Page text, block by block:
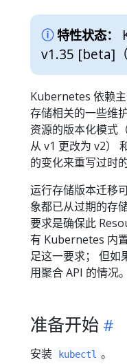
特性状态：
v1.35 [beta]
Kubernetes 依赖
存储相关的一些维
资源的版本化模式
从 v1 更改为 v2）
的变化来重写过时
运行存储版本迁移
象都已从过期的存
要求是确保此
有 Kubernetes 内
足这一要求； 但如
用聚合 API 的情况。
准备开始
安装 kubectl 。